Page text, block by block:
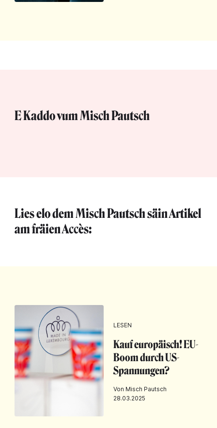
E Kaddo vum Misch Pautsch
Lies elo dem Misch Pautsch säin Artikel
am fräien Accès:
LESEN
Kauf europäisch! EU-
Boom durch US-
Spannungen?
Von Misch Pautsch
28.03.2025